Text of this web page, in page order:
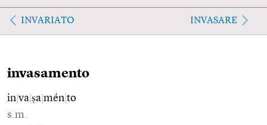
INVARIATO INVASARE
invasamento
in va ṣa mén to
s.m.